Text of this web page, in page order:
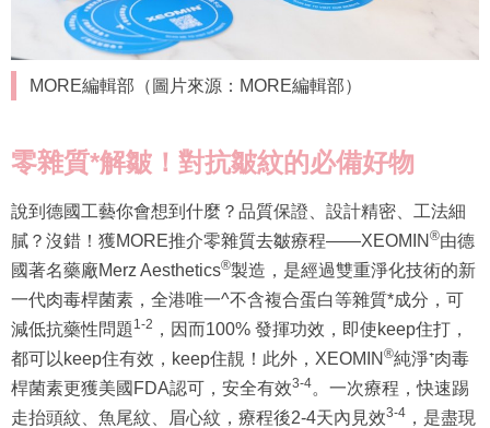
MORE編輯部（圖片來源：MORE編輯部）
零雜質*解皺！對抗皺紋的必備好物
說到德國工藝你會想到什麼？品質保證、設計精密、工法細
膩？沒錯！獲MORE推介零雜質去皺療程——XEOMIN ®由德
國著名藥廠Merz Aesthetics®製造，是經過雙重淨化技術的新
一代肉毒桿菌素，全港唯一^不含複合蛋白等雜質*成分，可
減低抗藥性問題 1-2 ，因而100% 發揮功效，即使keep住打，
都可以keep住有效，keep住靚！此外，XEOMIN ®純淨⁺肉毒
桿菌素更獲美國FDA認可，安全有效3-4。一次療程，快速踢
走抬頭紋、魚尾紋、眉心紋，療程後2-4天內見效3-4 ，是盡現